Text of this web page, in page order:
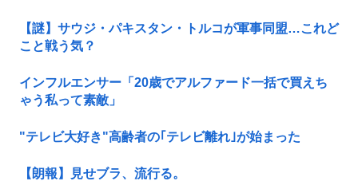
【謎】サウジ・パキスタン・トルコが軍事同盟…これど
こと戦う気？
インフルエンサー「20歳でアルファード一括で買えち
ゃう私って素敵」
"テレビ大好き"高齢者の｢テレビ離れ｣が始まった
【朗報】見せブラ、流行る。